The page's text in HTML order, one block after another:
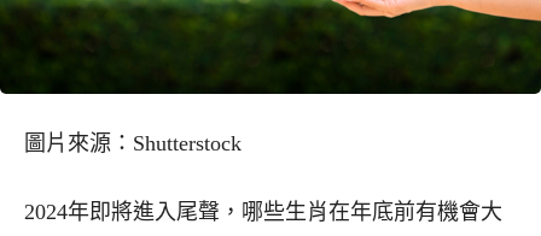
圖片來源：Shutterstock
2024年即將進入尾聲，哪些生肖在年底前有機會大